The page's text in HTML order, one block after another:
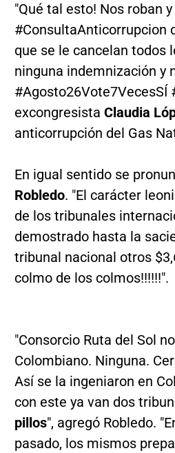
"Qué tal esto! Nos roban
#ConsultaAnticorrupcion
que se le cancelan todos
ninguna indemnización y
#Agosto26Vote7VecesSÍ
excongresista Claudia
anticorrupción del Gas
En igual sentido se
Robledo. "El carácter
de los tribunales
demostrado hasta la
tribunal nacional otros
colmo de los colmos!!!!!!".
"Consorcio Ruta del Sol
Colombiano. Ninguna.
Así se la ingeniaron en
con este ya van dos
pillos", agregó Robledo.
pasado, los mismos